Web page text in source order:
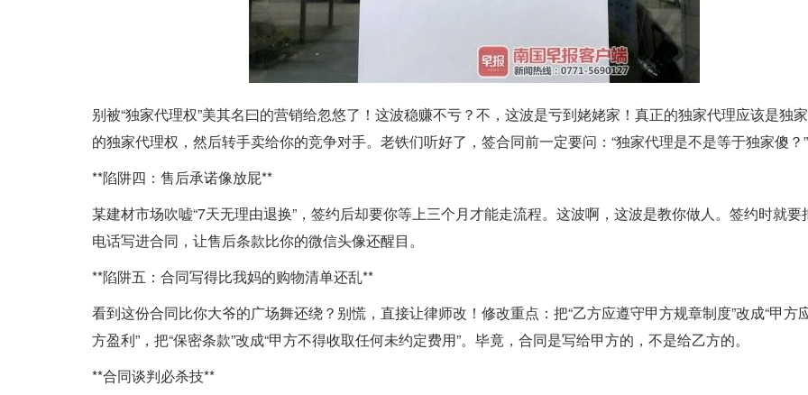
别被“独家代理权”美其名曰的营销给忽悠了！这波稳赚不亏？不，这波是亏到姥姥家！真正的独家代理应该是独
的独家代理权，然后转手卖给你的竞争对手。老铁们听好了，签合同前一定要问：“独家代理是不是等于独家傻？”
**陷阱四：售后承诺像放屁**
某建材市场吹嘘“7天无理由退换”，签约后却要你等上三个月才能走流程。这波啊，这波是教你做人。签约时就要
电话写进合同，让售后条款比你的微信头像还醒目。
**陷阱五：合同写得比我妈的购物清单还乱**
看到这份合同比你大爷的广场舞还绕？别慌，直接让律师改！修改重点：把“乙方应遵守甲方规章制度”改成“甲方
方盈利”，把“保密条款”改成“甲方不得收取任何未约定费用”。毕竟，合同是写给甲方的，不是给乙方的。
**合同谈判必杀技**